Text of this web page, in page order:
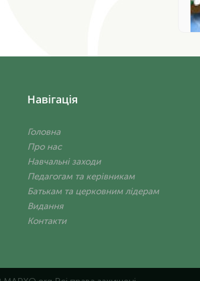
Навігація
Головна
Про нас
Навчальні заходи
Педагогам та керівникам
Батькам та церковним лідерам
Видання
Контакти